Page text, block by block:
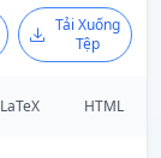
Tải Xuống
Tệp
LaTeX HTML
Phương thức chuỗi
Phương thức chuỗi